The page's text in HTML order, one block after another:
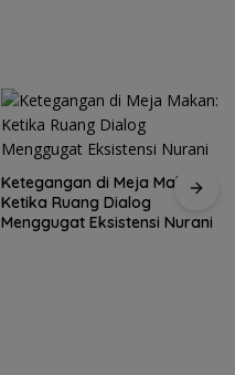
Rutan Tanjungpinang